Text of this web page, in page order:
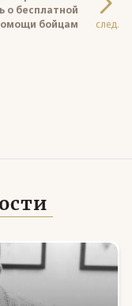
о бесплатной
бойцам
след.